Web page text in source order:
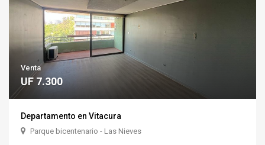
Venta
UF 7.300
Departamento en Vitacura
Parque bicentenario - Las Nieves